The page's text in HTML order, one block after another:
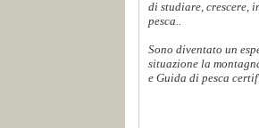
di studiare, crescere,
pesca..
Sono diventato un
situazione la
e Guida di pesca